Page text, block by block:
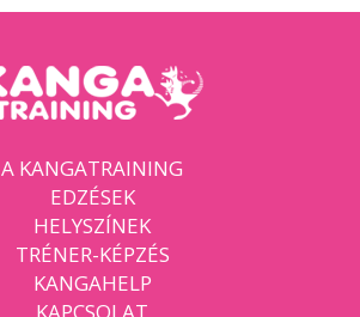
A KANGATRAINING
EDZÉSEK
HELYSZÍNEK
TRÉNER-KÉPZÉS
KANGAHELP
KAPCSOLAT